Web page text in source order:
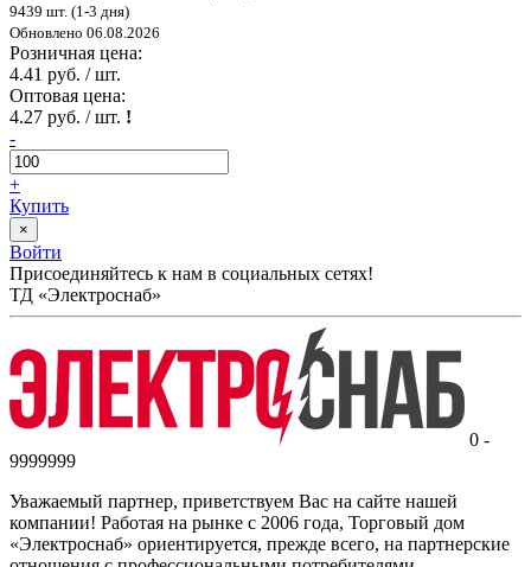
9439 шт. (1-3 дня)
Обновлено 06.08.2026
Розничная цена:
4.41 руб. / шт.
Оптовая цена:
4.27 руб. / шт. !
-
+
Купить
×
Войти
Присоединяйтесь к нам в социальных сетях!
ТД «Электроснаб»
0 -
9999999
Уважаемый партнер, приветствуем Вас на сайте нашей
компании! Работая на рынке с 2006 года, Торговый дом
«Электроснаб» ориентируется, прежде всего, на партнерские